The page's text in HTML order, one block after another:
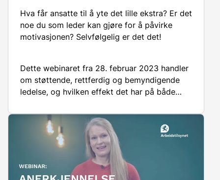
Hva får ansatte til å yte det lille ekstra? Er det
noe du som leder kan gjøre for å påvirke
motivasjonen? Selvfølgelig er det det!
Dette webinaret fra 28. februar 2023 handler
om støttende, rettferdig og bemyndigende
ledelse, og hvilken effekt det har på både